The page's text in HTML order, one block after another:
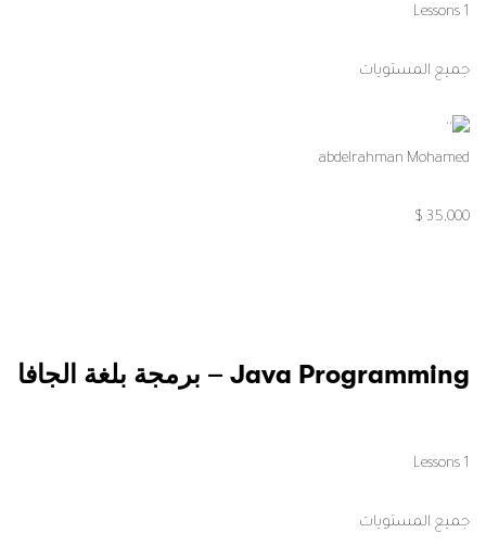
1 Lessons
جميع المستويات
abdelrahman Mohamed
35,000 $
Java Programming – برمجة بلغة الجافا
1 Lessons
جميع المستويات